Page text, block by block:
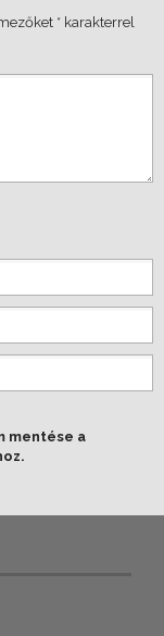
* karakterrel
mentése a